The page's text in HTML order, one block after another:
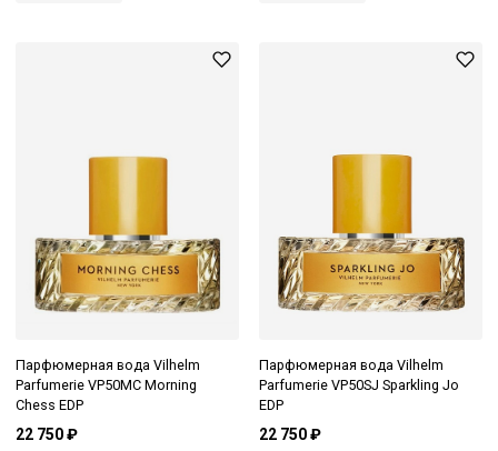
Парфюмерная вода Vilhelm
Parfumerie VP50MC Morning
Chess EDP
22 750 ₽
Парфюмерная вода Vilhelm
Parfumerie VP50SJ Sparkling Jo
EDP
22 750 ₽